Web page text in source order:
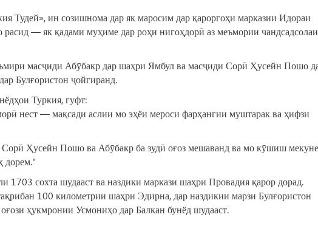
Тудей», ин созишнома дар як маросим дар қароргоҳи марказии Идораи
— як қадами муҳиме дар роҳи нигоҳдорӣ аз меъмории чандсадсолаи
масҷиди Абӯбакр дар шаҳри Ямбул ва масҷиди Сорӣ Ҳусейн Пошо
Булғористон ҷойгиранд.
Туркия, гуфт:
нест — мақсади аслии мо эҳёи мероси фарҳангии муштарак ва ҳифзи
Ҳусейн Пошо ва Абӯбакр ба зудӣ оғоз мешаванд ва мо кӯшиш
дорем."
сохта шудааст ва наздики маркази шаҳри Провадия қарор дорад.
100 километрии шаҳри Эдирна, дар наздикии марзи Булғористон
ҳукмронии Усмониҳо дар Балкан бунёд шудааст.